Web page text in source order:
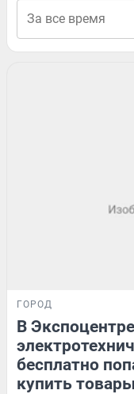
ГОРОД
В
бесплатно
купить